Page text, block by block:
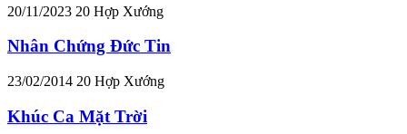
20/11/2023 20 Hợp Xướng
Nhân Chứng Đức Tin
23/02/2014 20 Hợp Xướng
Khúc Ca Mặt Trời